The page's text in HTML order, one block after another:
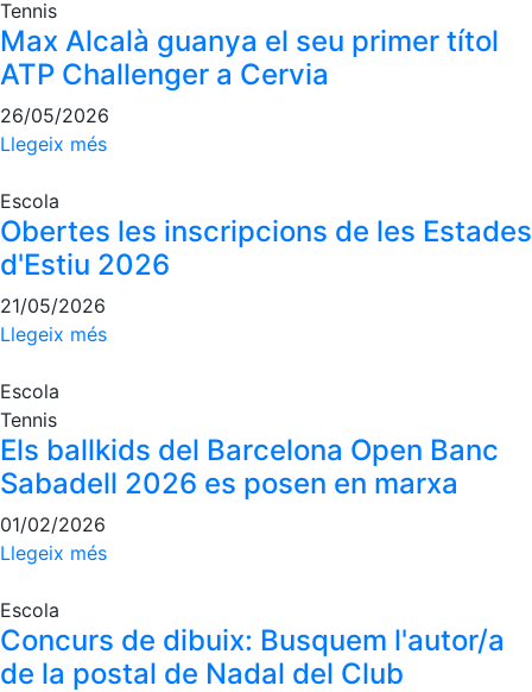
Activitats
Socials
culturals
Conferències
Talks
Calendari
d'Activitats
Socials
Penyes del
Club
Wellness
Servei de
Entrenaments
personals
Activitats
Tennis
Max Alcalà guanya el seu primer títol
ATP Challenger a Cervia
26/05/2026
Llegeix més
Escola
Obertes les inscripcions de les Estades
d'Estiu 2026
21/05/2026
Llegeix més
Escola
Tennis
Els ballkids del Barcelona Open Banc
Sabadell 2026 es posen en marxa
01/02/2026
Llegeix més
Escola
Concurs de dibuix: Busquem l'autor/a
de la postal de Nadal del Club